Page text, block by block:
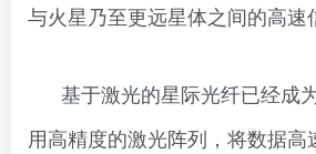
与火星乃至更远星体之间的高速
基于激光的星际光纤已经成
用高精度的激光阵列，将数据高